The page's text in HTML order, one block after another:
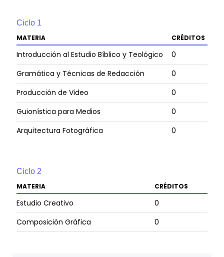
Ciclo 1
MATERIA
CRÉDITOS
Introducción al Estudio Bíblico y Teológico
0
Gramática y Técnicas de Redacción
0
Producción de Video
0
Guionística para Medios
0
Arquitectura Fotográfica
0
Ciclo 2
MATERIA
CRÉDITOS
Estudio Creativo
0
Composición Gráfica
0